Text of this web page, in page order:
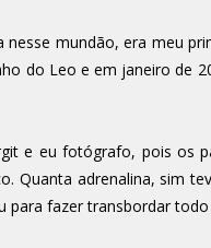
mundão, era meu
do Leo e em janeiro de
e eu fotógrafo, pois os
Quanta adrenalina, sim
para fazer transbordar